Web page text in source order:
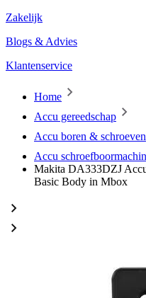
Zakelijk
Blogs & Advies
Klantenservice
Home
Accu gereedschap
Accu boren & schroeven
Accu
Makita DA333DZJ
Basic Body in Mbox